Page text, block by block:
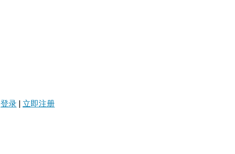
登录 立即注册